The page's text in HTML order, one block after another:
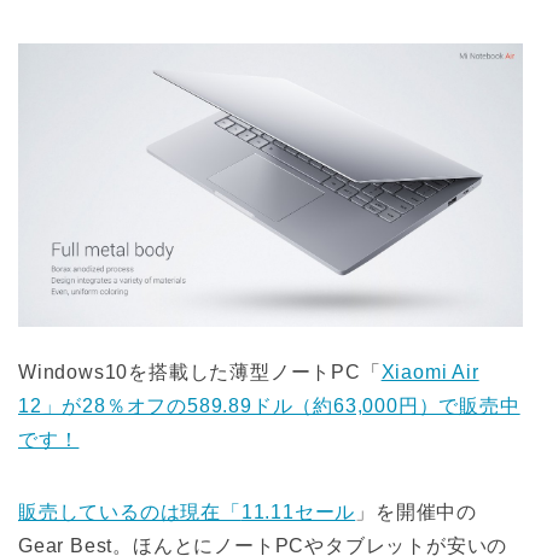
Windows10を搭載した薄型ノートPC「 Xiaomi Air
12」が28％オフの589.89ドル（約63,000円）で販売中
です！
販売しているのは現在「 11.11セール 」を開催中の
Gear Best。ほんとにノートPCやタブレットが安いの